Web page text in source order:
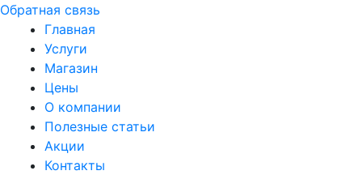
Обратная связь
Главная
Услуги
Магазин
Цены
О компании
Полезные статьи
Акции
Контакты